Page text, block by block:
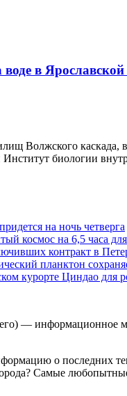
в
Волжского каскада,
биологии
на ночь четверга
космос на 6,5 часа
контракт в
планктон
курорте Циндао для
— информационное
о последних
Самые